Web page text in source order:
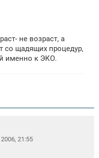
не возраст, а
со щадящих процедур,
именно к ЭКО.
2006, 21:55